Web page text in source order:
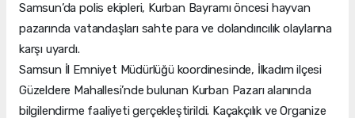
Samsun’da polis ekipleri, Kurban Bayramı öncesi hayvan
pazarında vatandaşları sahte para ve dolandırıcılık olaylarına
karşı uyardı.
Samsun İl Emniyet Müdürlüğü koordinesinde, İlkadım ilçesi
Güzeldere Mahallesi’nde bulunan Kurban Pazarı alanında
bilgilendirme faaliyeti gerçekleştirildi. Kaçakçılık ve Organize